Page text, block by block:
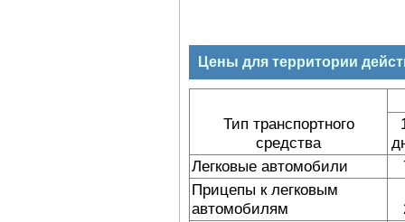
Цены для территории
Тип транспортного
средства
Легковые автомобили
Прицепы к легковым
автомобилям